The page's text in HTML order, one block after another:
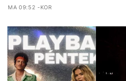
MA 09:52 -KOR